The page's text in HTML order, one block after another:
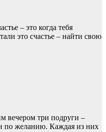
– это когда тебя
это счастье – найти свою
вечером три подруги –
по желанию. Каждая из них